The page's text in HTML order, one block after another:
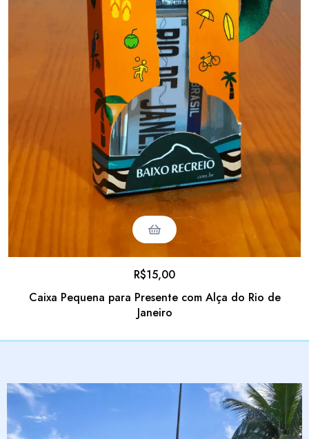
Caixa Pequena para Presente com Alça do Rio de
Janeiro
R$15,00